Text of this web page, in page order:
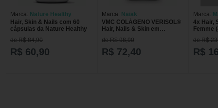
Marca: Nature Healthy
Hair, Skin & Nails com 60
cápsulas da Nature Healthy
de R$ 84,90
R$ 60,90
Marca: Naiak
VMC COLÁGENO VERISOL®
Hair, Nails & Skin em
cápsulas
de R$ 98,90
R$ 72,40
Marca:
4x Hair,
Femme
de R$
R$